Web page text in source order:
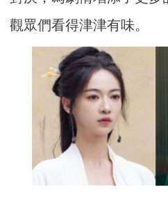
觀眾們看得津津有味。